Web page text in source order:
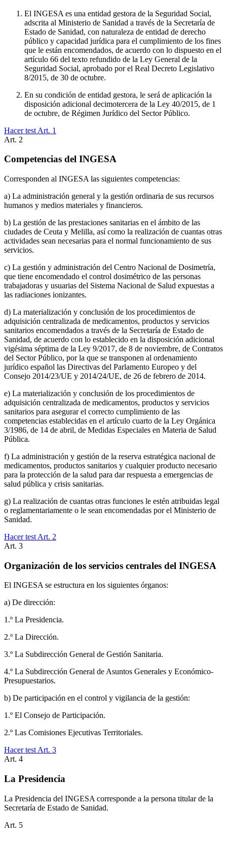
El INGESA es una entidad gestora de la Seguridad Social,
adscrita al Ministerio de Sanidad a través de la Secretaría de
Estado de Sanidad, con naturaleza de entidad de derecho
público y capacidad jurídica para el cumplimiento de los fines
que le están encomendados, de acuerdo con lo dispuesto en el
artículo 66 del texto refundido de la Ley General de la
Seguridad Social, aprobado por el Real Decreto Legislativo
8/2015, de 30 de octubre.
En su condición de entidad gestora, le será de aplicación la
disposición adicional decimotercera de la Ley 40/2015, de 1
de octubre, de Régimen Jurídico del Sector Público.
Hacer test Art. 1
Art. 2
Competencias del INGESA
Corresponden al INGESA las siguientes competencias:
a) La administración general y la gestión ordinaria de sus recursos
humanos y medios materiales y financieros.
b) La gestión de las prestaciones sanitarias en el ámbito de las
ciudades de Ceuta y Melilla, así como la realización de cuantas otras
actividades sean necesarias para el normal funcionamiento de sus
servicios.
c) La gestión y administración del Centro Nacional de Dosimetría,
que tiene encomendado el control dosimétrico de las personas
trabajadoras y usuarias del Sistema Nacional de Salud expuestas a
las radiaciones ionizantes.
d) La materialización y conclusión de los procedimientos de
adquisición centralizada de medicamentos, productos y servicios
sanitarios encomendados a través de la Secretaría de Estado de
Sanidad, de acuerdo con lo establecido en la disposición adicional
vigésima séptima de la Ley 9/2017, de 8 de noviembre, de Contratos
del Sector Público, por la que se transponen al ordenamiento
jurídico español las Directivas del Parlamento Europeo y del
Consejo 2014/23/UE y 2014/24/UE, de 26 de febrero de 2014.
e) La materialización y conclusión de los procedimientos de
adquisición centralizada de medicamentos, productos y servicios
sanitarios para asegurar el correcto cumplimiento de las
competencias establecidas en el artículo cuarto de la Ley Orgánica
3/1986, de 14 de abril, de Medidas Especiales en Materia de Salud
Pública.
f) La administración y gestión de la reserva estratégica nacional de
medicamentos, productos sanitarios y cualquier producto necesario
para la protección de la salud para dar respuesta a emergencias de
salud pública y crisis sanitarias.
g) La realización de cuantas otras funciones le estén atribuidas legal
o reglamentariamente o le sean encomendadas por el Ministerio de
Sanidad.
Hacer test Art. 2
Art. 3
Organización de los servicios centrales del INGESA
El INGESA se estructura en los siguientes órganos:
a) De dirección:
1.º La Presidencia.
2.º La Dirección.
3.º La Subdirección General de Gestión Sanitaria.
4.º La Subdirección General de Asuntos Generales y Económico-
Presupuestarios.
b) De participación en el control y vigilancia de la gestión:
1.º El Consejo de Participación.
2.º Las Comisiones Ejecutivas Territoriales.
Hacer test Art. 3
Art. 4
La Presidencia
La Presidencia del INGESA corresponde a la persona titular de la
Secretaría de Estado de Sanidad.
Art. 5